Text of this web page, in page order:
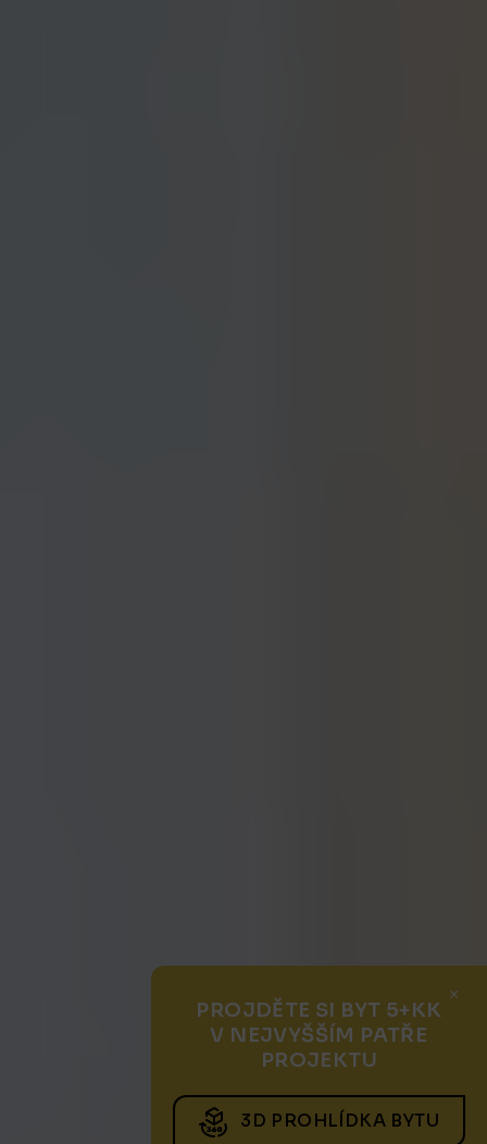
×
PROJDĚTE SI BYT 5+KK
V NEJVYŠŠÍM PATŘE
PROJEKTU
3D PROHLÍDKA BYTU